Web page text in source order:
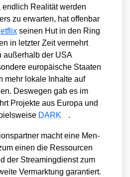
end­lich Rea­li­tät wer­den
zu erwar­ten, hat offen­bar
sei­nen Hut in den Ring
in letz­ter Zeit ver­mehrt
außer­halb der USA
euro­päi­sche Staa­ten
mehr loka­le Inhal­te auf
Des­we­gen gab es im
Pro­jek­te aus Euro­pa und
DARK .
macht eine Men­
einen die Res­sour­cen
der Strea­ming­dienst zum
Ver­mark­tung garan­tiert.